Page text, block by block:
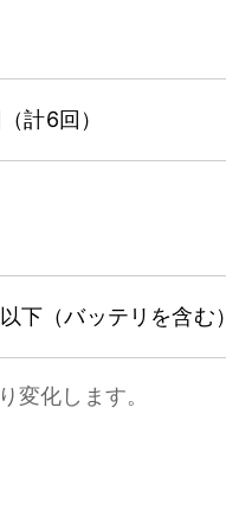
計6回）
下（バッテリを含む）
化します。